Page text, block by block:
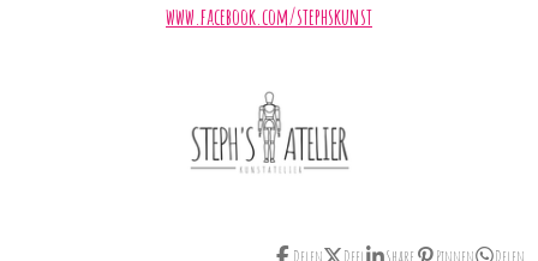
www.facebook.com/stephskunst
Delen Deel Share Pinnen Delen